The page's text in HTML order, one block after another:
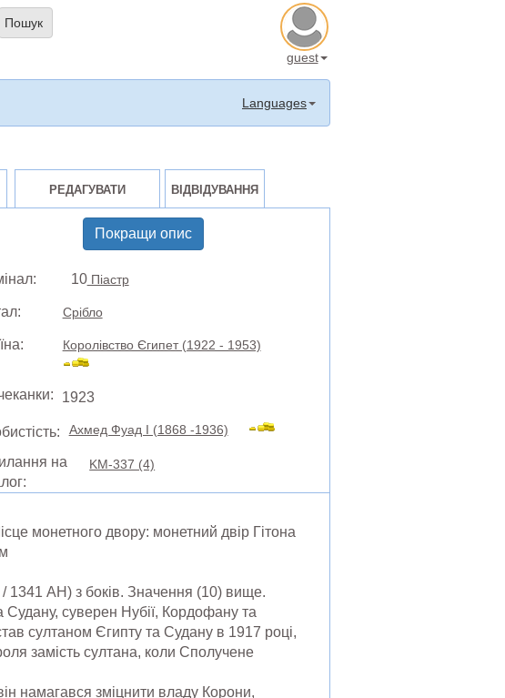
guest
Languages
РЕДАГУВАТИ ВІДВІДУВАННЯ
Покращи опис
10Піастр
Срібло
Королівство Єгипет (1922 - 1953)
1923
Ахмед Фуад I (1868 -1936)
на
KM-337 (4)
монетного двору: монетний двір Гітона
1341 AH) з боків. Значення (10) вище.
суверен Нубії, Кордофану та
султаном Єгипту та Судану в 1917 році,
замість султана, коли Сполучене
намагався зміцнити владу Корони,